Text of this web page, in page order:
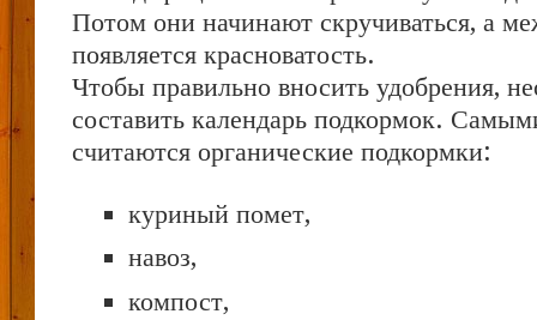
Потом они начинают скручиваться, а
появляется красноватость.
Чтобы правильно вносить удобрения,
составить календарь подкормок.
считаются органические подкормки:
куриный помет,
навоз,
компост,